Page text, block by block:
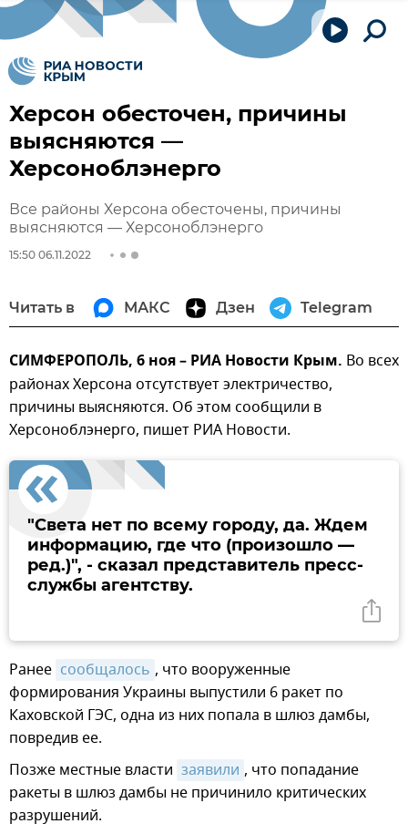
Херсон обесточен, причины
выясняются —
Херсоноблэнерго
Все районы Херсона обесточены, причины
выясняются — Херсоноблэнерго
15:50 06.11.2022
Читать в МАКС Дзен Telegram
СИМФЕРОПОЛЬ, 6 ноя – РИА Новости Крым. Во всех
районах Херсона отсутствует электричество,
причины выясняются. Об этом сообщили в
Херсоноблэнерго, пишет РИА Новости.
"Света нет по всему городу, да. Ждем
информацию, где что (произошло —
ред.)", - сказал представитель пресс-
службы агентству.
Ранее сообщалось , что вооруженные
формирования Украины выпустили 6 ракет по
Каховской ГЭС, одна из них попала в шлюз дамбы,
повредив ее.
Позже местные власти заявили , что попадание
ракеты в шлюз дамбы не причинило критических
разрушений.